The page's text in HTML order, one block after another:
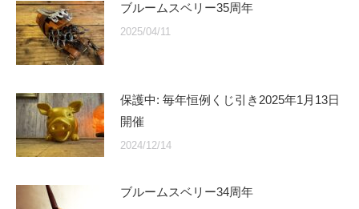
ブルームスベリー35周年
2025/04/11
保護中: 毎年恒例くじ引き2025年1月13日
開催
2024/12/14
ブルームスベリー34周年